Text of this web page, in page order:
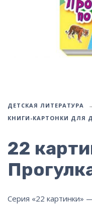
ДЕТСКАЯ ЛИТЕРАТУРА
КНИГИ-КАРТОНКИ ДЛЯ
22
Серия «22 картинки»